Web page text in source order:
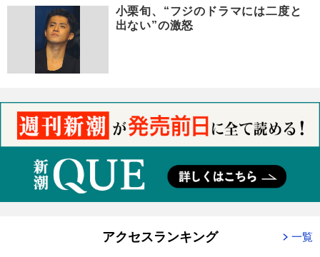
小栗旬、“フジのドラマには二度と
出ない”の激怒
アクセスランキング 一覧